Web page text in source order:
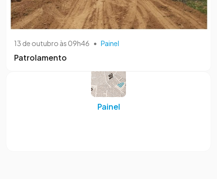
13 de outubro às 09h46 • Painel
Patrolamento
Painel